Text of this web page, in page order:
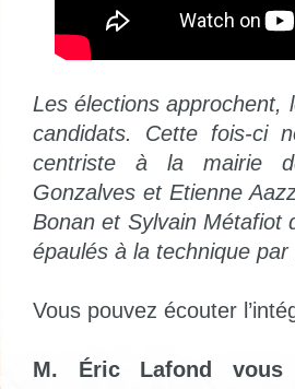
Les élections approchent,
candidats. Cette fois-ci
centriste à la mairie
Gonzalves et Etienne
Bonan et Sylvain Métafiot
épaulés à la technique
Vous pouvez écouter
M. Éric Lafond